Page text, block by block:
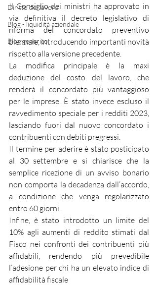
Diritto del lavoro
Blog - liquidità aziendale
Blog generico
Il Consiglio dei ministri ha approvato in
via definitiva il decreto legislativo di
riforma del concordato preventivo
biennale, introducendo importanti novità
rispetto alla versione precedente.
La modifica principale è la maxi
deduzione del costo del lavoro, che
renderà il concordato più vantaggioso
per le imprese. È stato invece escluso il
ravvedimento speciale per i redditi 2023,
lasciando fuori dal nuovo concordato i
contribuenti con debiti pregressi.
Il termine per aderire è stato posticipato
al 30 settembre e si chiarisce che la
semplice ricezione di un avviso bonario
non comporta la decadenza dall’accordo,
a condizione che venga regolarizzato
entro 60 giorni.
Infine, è stato introdotto un limite del
10% agli aumenti di reddito stimati dal
Fisco nei confronti dei contribuenti più
affidabili, rendendo più prevedibile
l’adesione per chi ha un elevato indice di
affidabilità fiscale